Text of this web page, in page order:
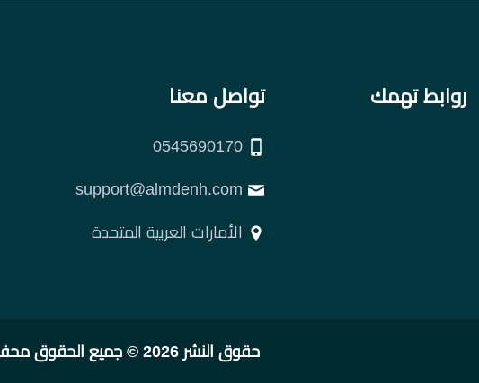
روابط تهمك تواصل معنا
الأمارات العربية المتحدة
حقوق النشر 2026 © جميع الحقوق محفوظة لصالح شركة المدينة